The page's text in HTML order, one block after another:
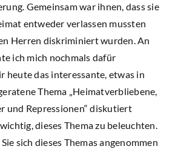
Gemeinsam war ihnen, dass sie
entweder verlassen mussten
Herren diskriminiert wurden. An
ich mich nochmals dafür
heute das interessante, etwas in
Thema „Heimatverbliebene,
und Repressionen“ diskutiert
dieses Thema zu beleuchten.
sich dieses Themas angenommen